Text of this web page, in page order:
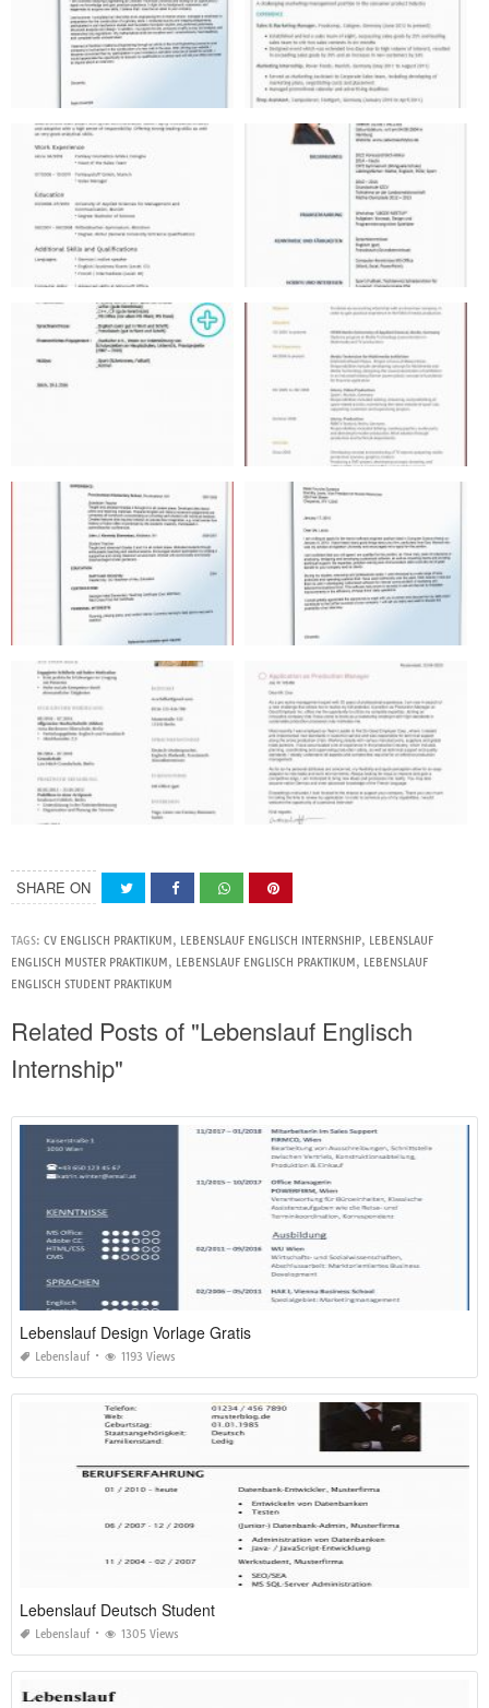
SHARE ON
TAGS: CV ENGLISCH PRAKTIKUM, LEBENSLAUF ENGLISCH INTERNSHIP, LEBENSLAUF
ENGLISCH MUSTER PRAKTIKUM, LEBENSLAUF ENGLISCH PRAKTIKUM, LEBENSLAUF
ENGLISCH STUDENT PRAKTIKUM
Related Posts of "Lebenslauf Englisch
Internship"
Lebenslauf Design Vorlage Gratis
Lebenslauf 1193 Views
Lebenslauf Deutsch Student
Lebenslauf 1305 Views